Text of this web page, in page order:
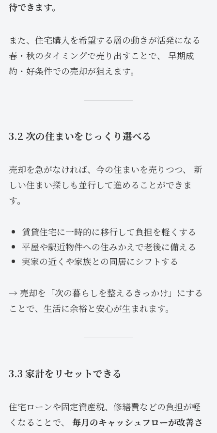
待できます。
また、住宅購入を希望する層の動きが活発になる
春・秋のタイミングで売り出すことで、 早期成
約・好条件での売却が狙えます。
3.2 次の住まいをじっくり選べる
売却を急がなければ、今の住まいを売りつつ、 新
しい住まい探しも並行して進めることができま
す。
賃貸住宅に一時的に移行して負担を軽くする
平屋や駅近物件への住みかえで老後に備える
実家の近くや家族との同居にシフトする
→ 売却を「次の暮らしを整えるきっかけ」にする
ことで、生活に余裕と安心が生まれます。
3.3 家計をリセットできる
住宅ローンや固定資産税、修繕費などの負担が軽
くなることで、 毎月のキャッシュフローが改善さ